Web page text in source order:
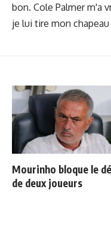
bon. Cole Palmer m'a
je lui tire mon
Mourinho bloque le
de deux joueurs